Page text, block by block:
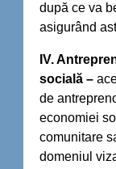
după ce va
asigurând
IV.
socială –
de
economiei
comunitare
domeniul